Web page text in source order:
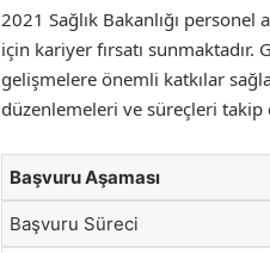
2021 Sağlık Bakanlığı personel
için kariyer fırsatı sunmaktadır.
gelişmelere önemli katkılar
düzenlemeleri ve süreçleri takip
Başvuru Aşaması
Başvuru Süreci